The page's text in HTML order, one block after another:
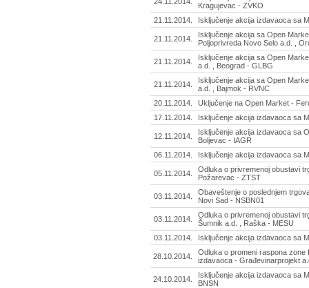
Kragujevac - ZVKO
21.11.2014.
Isključenje akcija izdavaoca sa
21.11.2014.
Isključenje akcija sa Open
Poljoprivreda Novo Selo a.d. ,
21.11.2014.
Isključenje akcija sa Open
a.d. , Beograd - GLBG
21.11.2014.
Isključenje akcija sa Open
a.d. , Bajmok - RVNC
20.11.2014.
Uključenje na Open Market -
17.11.2014.
Isključenje akcija izdavaoca sa
12.11.2014.
Isključenje akcija izdavaoca sa
Boljevac - IAGR
06.11.2014.
Isključenje akcija izdavaoca sa
05.11.2014.
Odluka o privremenoj obustavi
Požarevac - ZTST
03.11.2014.
Obaveštenje o poslednjem
Novi Sad - NSBN01
03.11.2014.
Odluka o privremenoj obustavi
Šumnik a.d. , Raška - MESU
03.11.2014.
Isključenje akcija izdavaoca sa
28.10.2014.
Odluka o promeni raspona zone
izdavaoca - Građevinarprojekt
24.10.2014.
Isključenje akcija izdavaoca sa
BNSN